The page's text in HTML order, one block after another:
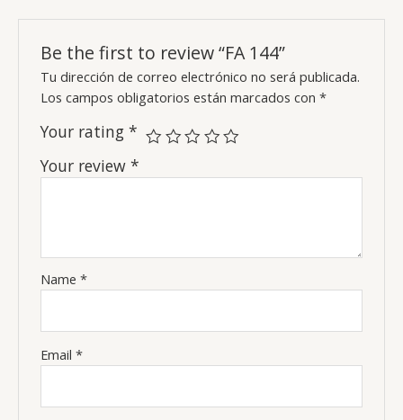
Be the first to review “FA 144”
Tu dirección de correo electrónico no será publicada.
Los campos obligatorios están marcados con*
Your rating*
Your review*
Name*
Email*